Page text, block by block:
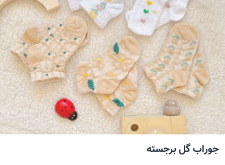
جوراب گل برجسته